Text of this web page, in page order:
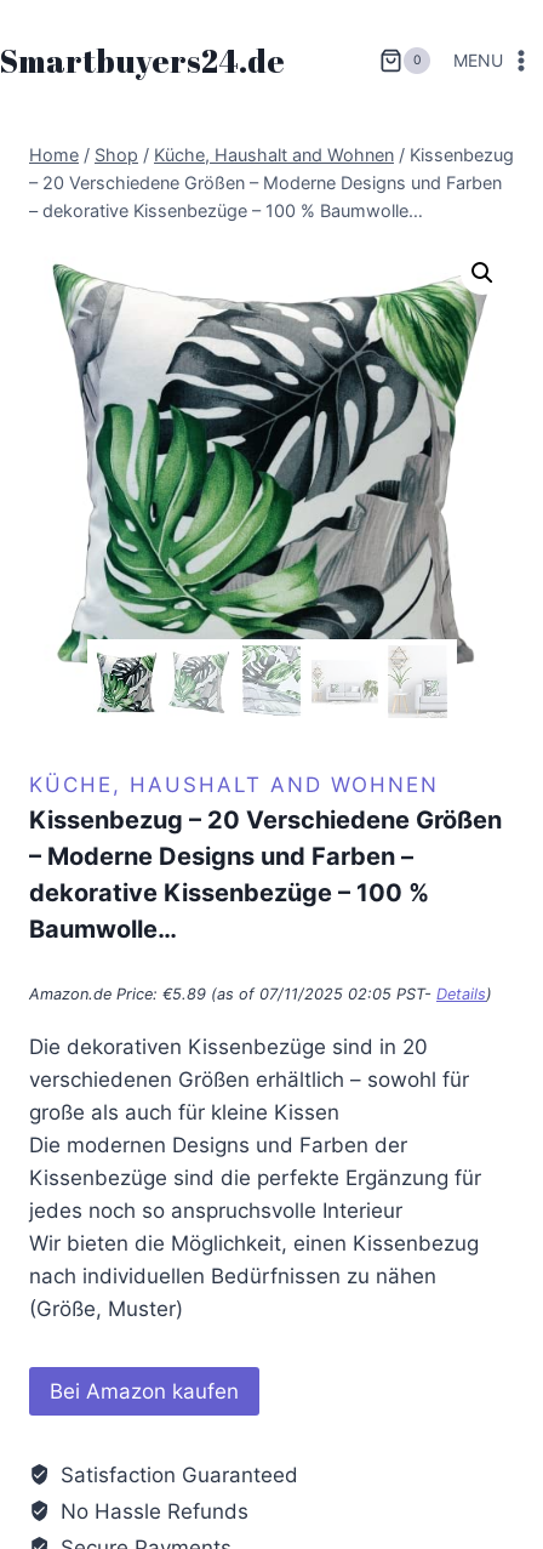
Inhalt
springen
Smartbuyers24.de 0 MENU
Home / Shop / Küche, Haushalt and Wohnen / Kissenbezug
– 20 Verschiedene Größen – Moderne Designs und Farben
– dekorative Kissenbezüge – 100 % Baumwolle…
KÜCHE, HAUSHALT AND WOHNEN
Kissenbezug – 20 Verschiedene Größen
– Moderne Designs und Farben –
dekorative Kissenbezüge – 100 %
Baumwolle…
Amazon.de Price: €5.89 (as of 07/11/2025 02:05 PST- Details)
Die dekorativen Kissenbezüge sind in 20
verschiedenen Größen erhältlich – sowohl für
große als auch für kleine Kissen
Die modernen Designs und Farben der
Kissenbezüge sind die perfekte Ergänzung für
jedes noch so anspruchsvolle Interieur
Wir bieten die Möglichkeit, einen Kissenbezug
nach individuellen Bedürfnissen zu nähen
(Größe, Muster)
Bei Amazon kaufen
Satisfaction Guaranteed
No Hassle Refunds